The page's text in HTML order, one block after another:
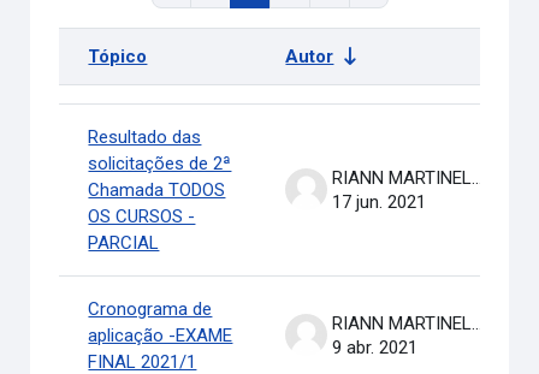
Status
Tópico Autor
Resultado das
solicitações de 2ª
Chamada TODOS
OS CURSOS -
PARCIAL
RIANN MARTINELLI BATISTA
17 jun. 2021
Cronograma de
aplicação -EXAME
FINAL 2021/1
RIANN MARTINELLI BATISTA
9 abr. 2021